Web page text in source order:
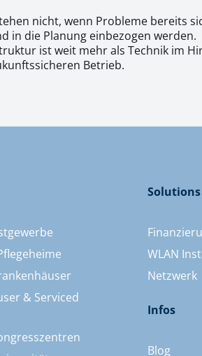
nicht, wenn Probleme bereits
in die Planung einbezogen werden.
ist weit mehr als Technik im
Betrieb.
& Serviced
Solutions
WLAN
Netzwerk
Infos
Blog